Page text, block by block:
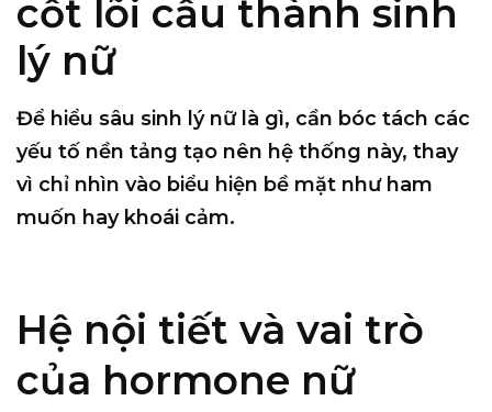
cốt lõi cấu thành sinh
lý nữ
Để hiểu sâu sinh lý nữ là gì, cần bóc tách các
yếu tố nền tảng tạo nên hệ thống này, thay
vì chỉ nhìn vào biểu hiện bề mặt như ham
muốn hay khoái cảm.
Hệ nội tiết và vai trò
của hormone nữ